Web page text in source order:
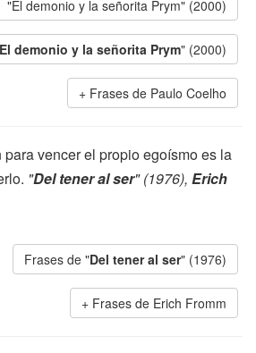
"El demonio y la señorita Prym" (2000)
El demonio y la señorita Prym" (2000)
Frases de Paulo Coelho
vencer el propio egoísmo es la
"Del tener al ser" (1976), Erich
Frases de "Del tener al ser" (1976)
Frases de Erich Fromm